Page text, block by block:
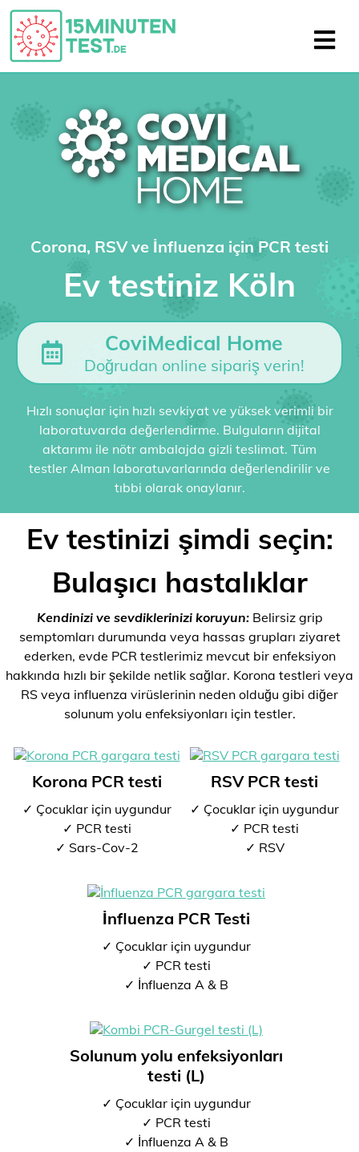
Corona, RSV ve İnfluenza için PCR testi
Ev testiniz Köln
CoviMedical Home
Doğrudan online sipariş verin!
Hızlı sonuçlar için hızlı sevkiyat ve yüksek verimli bir
laboratuvarda değerlendirme. Bulguların dijital
aktarımı ile nötr ambalajda gizli teslimat. Tüm
testler Alman laboratuvarlarında değerlendirilir ve
tıbbi olarak onaylanır.
Ev testinizi şimdi seçin:
Bulaşıcı hastalıklar
Kendinizi ve sevdiklerinizi koruyun:Belirsiz grip
semptomları durumunda veya hassas grupları ziyaret
ederken, evde PCR testlerimiz mevcut bir enfeksiyon
hakkında hızlı bir şekilde netlik sağlar. Korona testleri veya
RS veya influenza virüslerinin neden olduğu gibi diğer
solunum yolu enfeksiyonları için testler.
Korona PCR testi
✓ Çocuklar için uygundur
✓ PCR testi
✓ Sars-Cov-2
RSV PCR testi
✓ Çocuklar için uygundur
✓ PCR testi
✓ RSV
İnfluenza PCR Testi
✓ Çocuklar için uygundur
✓ PCR testi
✓ İnfluenza A & B
Solunum yolu enfeksiyonları
testi (L)
✓ Çocuklar için uygundur
✓ PCR testi
✓ İnfluenza A & B